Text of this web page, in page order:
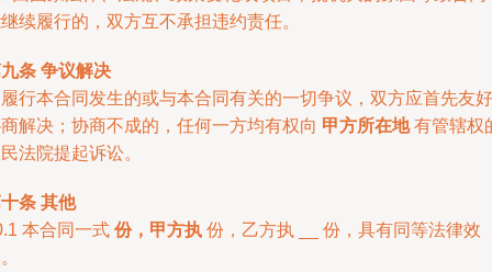
续履行的，双方互不承担违约责任。
条 争议解决
行本合同发生的或与本合同有关的一切争议，双方应首先友好
解决；协商不成的，任何一方均有权向 甲方所在地有管辖权
法院提起诉讼。
条 其他
本合同一式 份，甲方执 份，乙方执 __ 份，具有同等法律效